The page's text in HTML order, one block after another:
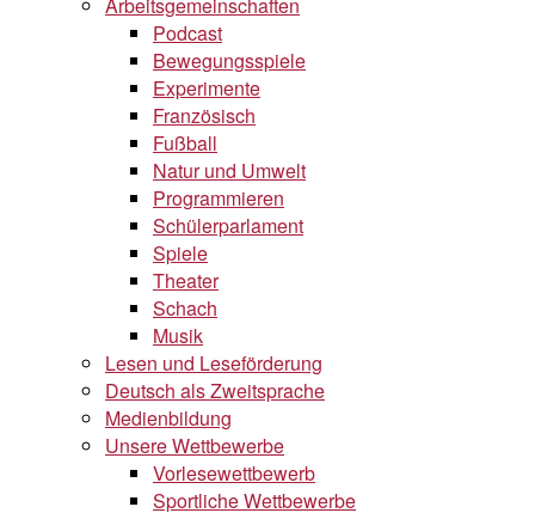
Podcast
Bewegungsspiele
Experimente
Französisch
Fußball
Natur und Umwelt
Programmieren
Schülerparlament
Spiele
Theater
Schach
Musik
Lesen und Leseförderung
Deutsch als Zweitsprache
Medienbildung
Unsere Wettbewerbe
Vorlesewettbewerb
Sportliche Wettbewerbe